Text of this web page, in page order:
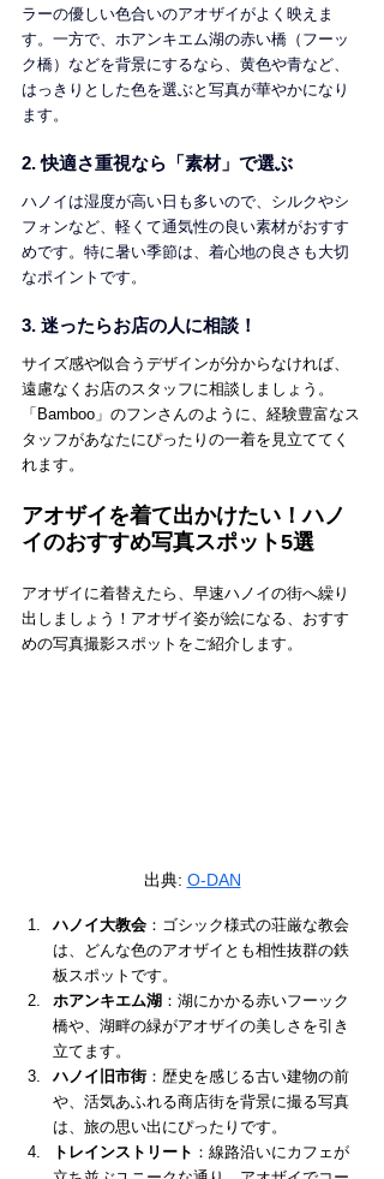
ラーの優しい色合いのアオザイがよく映えま
す。一方で、ホアンキエム湖の赤い橋（フーッ
ク橋）などを背景にするなら、黄色や青など、
はっきりとした色を選ぶと写真が華やかになり
ます。
2. 快適さ重視なら「素材」で選ぶ
ハノイは湿度が高い日も多いので、シルクやシ
フォンなど、軽くて通気性の良い素材がおすす
めです。特に暑い季節は、着心地の良さも大切
なポイントです。
3. 迷ったらお店の人に相談！
サイズ感や似合うデザインが分からなければ、
遠慮なくお店のスタッフに相談しましょう。
「Bamboo」のフンさんのように、経験豊富なス
タッフがあなたにぴったりの一着を見立ててく
れます。
アオザイを着て出かけたい！ハノ
イのおすすめ写真スポット5選
アオザイに着替えたら、早速ハノイの街へ繰り
出しましょう！アオザイ姿が絵になる、おすす
めの写真撮影スポットをご紹介します。
出典: O-DAN
ハノイ大教会 ：ゴシック様式の荘厳な教会
は、どんな色のアオザイとも相性抜群の鉄
板スポットです。
ホアンキエム湖 ：湖にかかる赤いフーック
橋や、湖畔の緑がアオザイの美しさを引き
立てます。
ハノイ旧市街 ：歴史を感じる古い建物の前
や、活気あふれる商店街を背景に撮る写真
は、旅の思い出にぴったりです。
トレインストリート ：線路沿いにカフェが